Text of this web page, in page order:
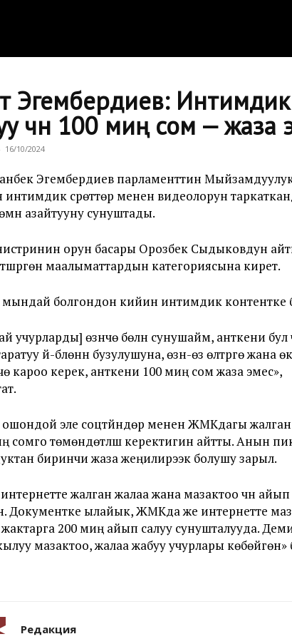
Эгембердиев: Интимдик
үчүн 100 миң сом — жаза
16/10/2024
Эгембердиев парламенттин
сүрөттөрү менен видеолорун
азайтууну сунуштады.
орун басары Орозбек Сыдыковдун
маалыматтардын категориясына кирет.
болгондон кийин интимдик контентке
өзүнчө бөлүүнү сунушайм, анткени
үй-бүлөнүн бузулушуна, өзүн-өзү өлтүрүүгө
кароо керек, анткени 100 миң сом жаза эмес»,
эле соцтүйүндөр менен ЖМКдагы
сомго төмөндөтүлүшү керектигин айтты.
биринчи жаза жеңилирээк болушу зарыл.
жалган жалаа жана мазактоо үчүн
Документке ылайык, ЖМКда же интернетте
200 миң айып салуу сунушталууда.
мазактоо, жалаа жабуу учурлары көбөйгөнү»
Редакция